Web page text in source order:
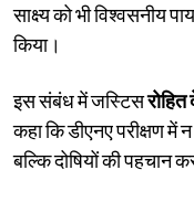
साक्ष्य को भी विश्वसनीय
किया।
इस संबंध में जस्टिसरोहित
कहा कि डीएनए परीक्षण
बल्कि दोषियों की पहचान